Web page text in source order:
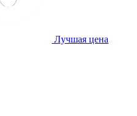
Лучшая цена